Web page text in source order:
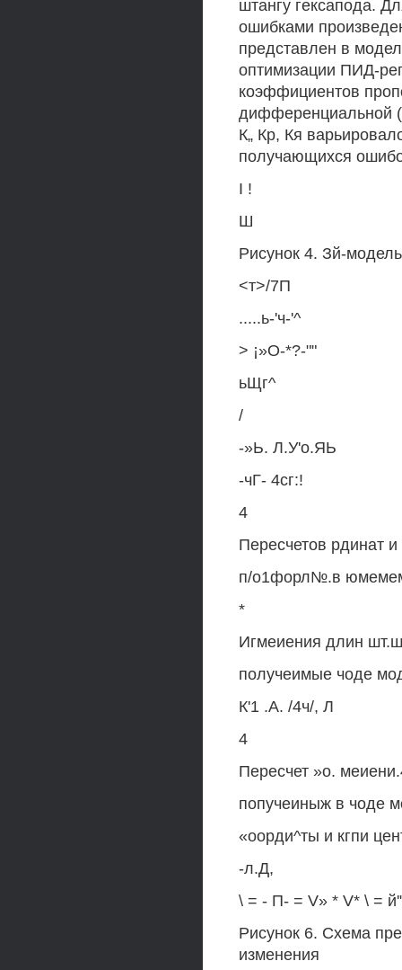
штангу гексапода.
ошибками
представлен в
оптимизации ПИД-
коэффициентов
дифференциальной
К„ Кр, Кя
получающихся
I !
Ш
Рисунок 4. Зй-
<т>/7П
.....ь-'ч-'^
> ¡»О-*?-""
ьЩг^
/
-»Ь. Л.У'о.ЯЬ
-чГ- 4сг:!
4
Пересчетов рдинат и
п/о1форл№.в
*
Игмеиения длин
получеимые чоде
К'1 .А. /4ч/, Л
4
Пересчет »о.
попучеиныж в чоде
«оорди^ты и кгпи
-л.Д,
\ = - П- = V» * V* \ =
Рисунок 6. Схема
изменения